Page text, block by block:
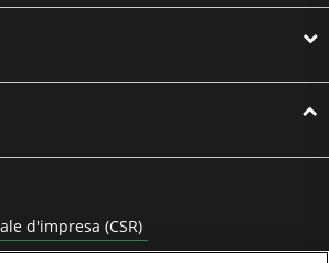
d'impresa (CSR)